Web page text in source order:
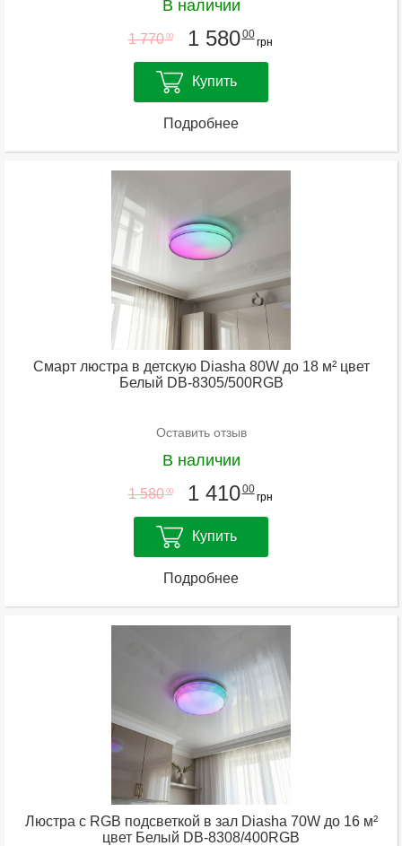
В наличии
1 770 00 1 58000
грн
Купить
Подробнее
Смарт люстра в детскую Diasha 80W до 18 м² цвет
Белый DB-8305/500RGB
Оставить отзыв
В наличии
1 580 00 1 41000
грн
Купить
Подробнее
Люстра с RGB подсветкой в зал Diasha 70W до 16 м²
цвет Белый DB-8308/400RGB